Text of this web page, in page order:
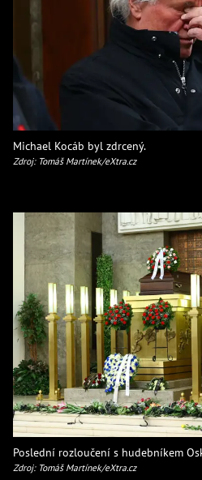
Michael Kocáb byl zdrcený.
Zdroj: Tomáš Martínek/eXtra.cz
Poslední rozloučení s hudebníkem
Zdroj: Tomáš Martínek/eXtra.cz